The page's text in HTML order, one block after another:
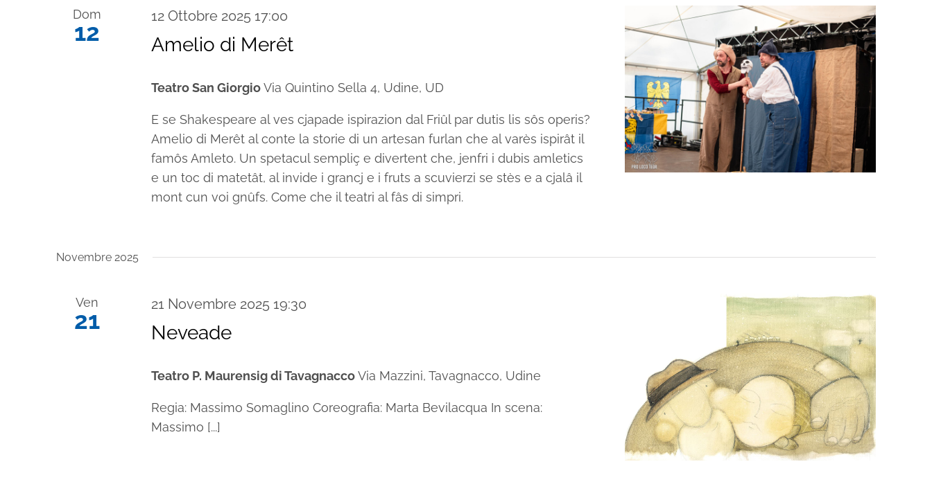
Dom
12
12 Ottobre 2025 17:00
Amelio di Merêt
Teatro San GiorgioVia Quintino Sella 4, Udine, UD
E se Shakespeare al ves cjapade ispirazion dal Friûl par dutis lis sôs operis?
Amelio di Merêt al conte la storie di un artesan furlan che al varès ispirât il
famôs Amleto. Un spetacul sempliç e divertent che, jenfri i dubis amletics
e un toc di matetât, al invide i grancj e i fruts a scuvierzi se stès e a cjalâ il
mont cun voi gnûfs. Come che il teatri al fâs di simpri.
Novembre 2025
Ven
21
21 Novembre 2025 19:30
Neveade
Teatro P. Maurensig di TavagnaccoVia Mazzini, Tavagnacco, Udine
Regia: Massimo Somaglino Coreografia: Marta Bevilacqua In scena:
Massimo [...]